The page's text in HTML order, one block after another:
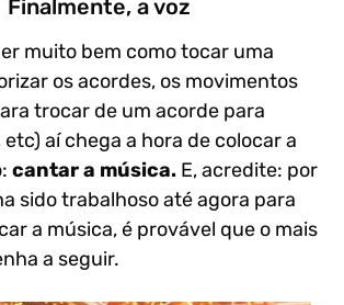
Finalmente, a voz
muito bem como tocar uma
os acordes, os movimentos
trocar de um acorde para
aí chega a hora de colocar a
cantar a música. E, acredite: por
sido trabalhoso até agora para
a música, é provável que o mais
a seguir.